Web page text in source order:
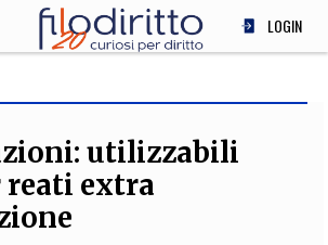
LOGIN
SOCIETÀ
MEDICINA
SCIENZA
utilizzabili
reati extra